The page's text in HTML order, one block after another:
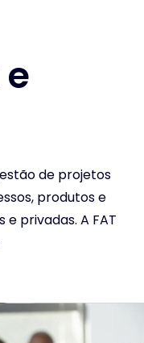
de projetos
produtos e
privadas. A FAT